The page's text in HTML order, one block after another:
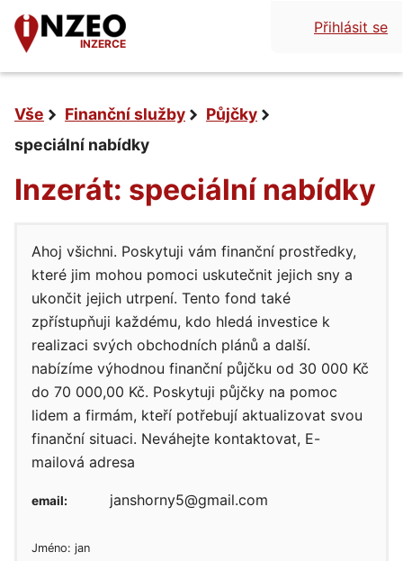
INZERCE
Přihlásit se
Vše Finanční služby
Půjčky
speciální nabídky
Inzerát: speciální nabídky
Ahoj všichni. Poskytuji vám finanční prostředky,
které jim mohou pomoci uskutečnit jejich sny a
ukončit jejich utrpení. Tento fond také
zpřístupňuji každému, kdo hledá investice k
realizaci svých obchodních plánů a další.
nabízíme výhodnou finanční půjčku od 30 000 Kč
do 70 000,00 Kč. Poskytuji půjčky na pomoc
lidem a firmám, kteří potřebují aktualizovat svou
finanční situaci. Neváhejte kontaktovat, E-
mailová adresa
Jméno: jan
email: janshorny5@gmail.com